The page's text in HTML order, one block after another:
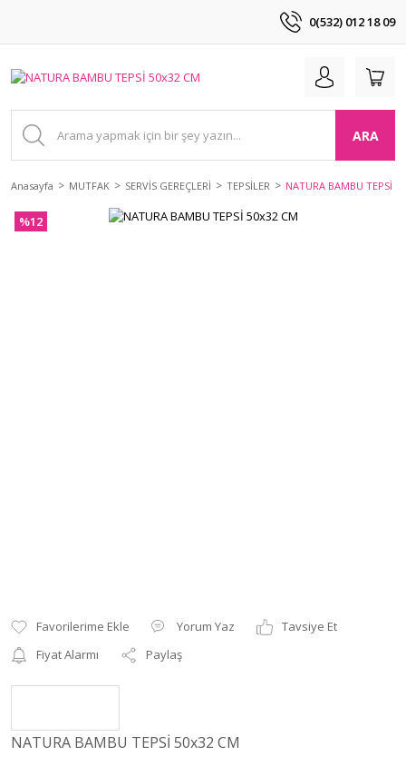
0(532) 012 18 09
ARA
Anasayfa MUTFAK SERVİS GEREÇLERİ TEPSİLER NATURA BAMBU TEPSİ
%12
Yorum Yaz
Tavsiye Et
Fiyat Alarmı
Paylaş
NATURA BAMBU TEPSİ 50x32 CM